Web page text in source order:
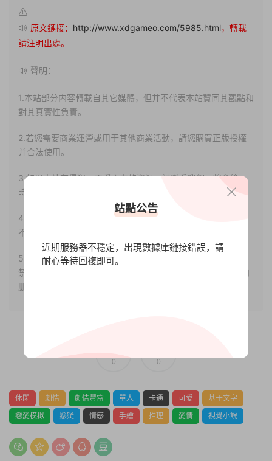
原文鏈接： http://www.xdgameo.com/5985.html，轉載
請注明出處。
聲明：
1.本站部分内容轉載自其它媒體，但并不代表本站贊同其觀點和
對其真實性負責。
2.若您需要商業運營或用于其他商業活動，請您購買正版授權
并合法使用。
3.如果本站有侵犯、不妥之處的資源，請聯系我們。将會第一
時間解決！
4.本站部分内容均由互聯網收集整理，僅供大家參考、學習，
不存在任何商業目的與商業用途。
5.本站提供的所有資源僅供參考學習使用，版權歸原著所有，
禁止下載本站資源參與任何商業和非法行爲，請于24小時之内
删除!
0 0
休閑 劇情 劇情豐富 單人 卡通 可愛
基于文字
戀愛模拟
懸疑 情感 手繪 推理 愛情 視覺小說
站點公告
近期服務器不穩定，出現數據庫鏈接錯誤，請
耐心等待回複即可。